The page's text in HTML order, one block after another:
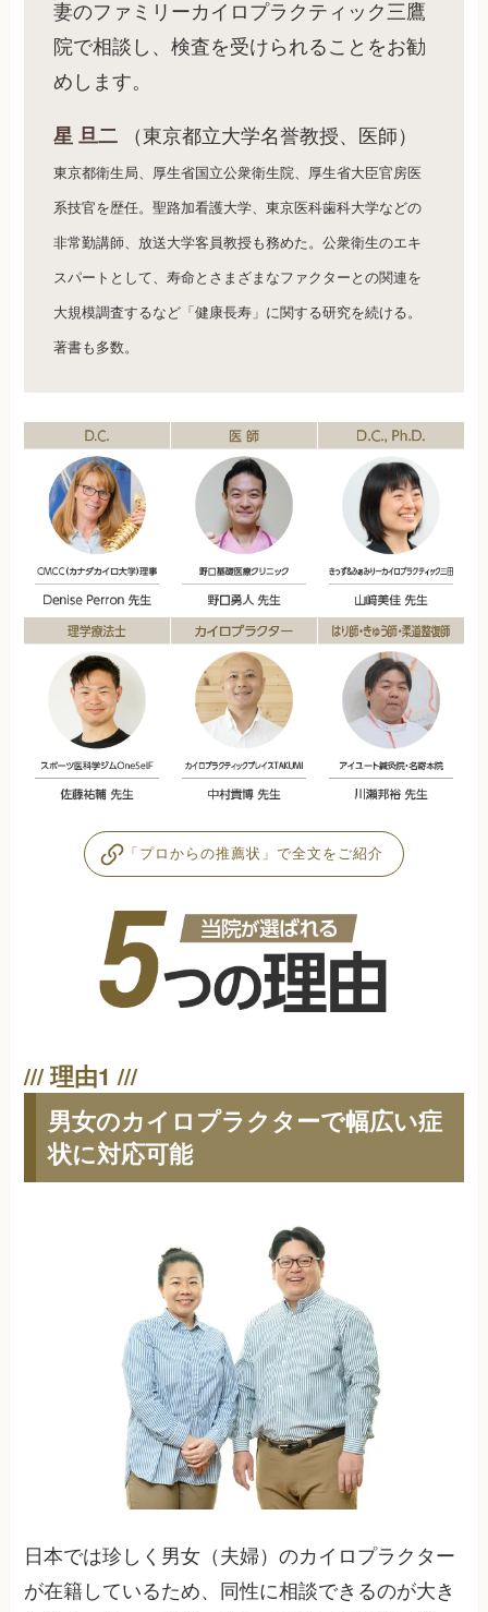
妻のファミリーカイロプラクティック三鷹
院で相談し、検査を受けられることをお勧
めします。
星 旦二 （東京都立大学名誉教授、医師）
東京都衛生局、厚生省国立公衆衛生院、厚生省大臣官房医
系技官を歴任。聖路加看護大学、東京医科歯科大学などの
非常勤講師、放送大学客員教授も務めた。公衆衛生のエキ
スパートとして、寿命とさまざまなファクターとの関連を
大規模調査するなど「健康長寿」に関する研究を続ける。
著書も多数。
「プロからの推薦状」で全文をご紹介
男女のカイロプラクターで幅広い症
状に対応可能
日本では珍しく男女（夫婦）のカイロプラクター
が在籍しているため、同性に相談できるのが大き